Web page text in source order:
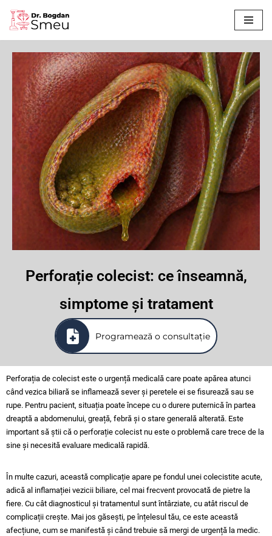
Sari
conținut
Perforație colecist: ce înseamnă,
simptome și tratament
Programează o consultație
Perforația de colecist este o urgență medicală care poate apărea atunci
când vezica biliară se inflamează sever și peretele ei se fisurează sau se
rupe. Pentru pacient, situația poate începe cu o durere puternică în partea
dreaptă a abdomenului, greață, febră și o stare generală alterată. Este
important să știi că o perforație colecist nu este o problemă care trece de la
sine și necesită evaluare medicală rapidă.
În multe cazuri, această complicație apare pe fondul unei colecistite acute,
adică al inflamației vezicii biliare, cel mai frecvent provocată de pietre la
fiere. Cu cât diagnosticul și tratamentul sunt întârziate, cu atât riscul de
complicații crește. Mai jos găsești, pe înțelesul tău, ce este această
afecțiune, cum se manifestă și când trebuie să mergi de urgență la medic.